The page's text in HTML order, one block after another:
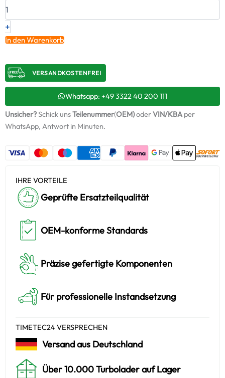
IVECO
–
504035210
ABS767
+
Starter-
Menge
+
In den Warenkorb
VERSANDKOSTENFREI​
Whatsapp: +49 3322 40 200 111
Unsicher?Schick unsTeilenummer(OEM)oderVIN/KBAper
WhatsApp, Antwort in Minuten.
IHRE VORTEILE
Geprüfte Ersatzteilqualität
OEM-konforme Standards
Präzise gefertigte Komponenten
Für professionelle Instandsetzung
TIMETEC24 VERSPRECHEN
Versand aus Deutschland
Über 10.000 Turbolader auf Lager